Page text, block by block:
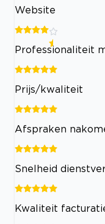
Website
Professionaliteit
Prijs/kwaliteit
Afspraken
Snelheid
Kwaliteit